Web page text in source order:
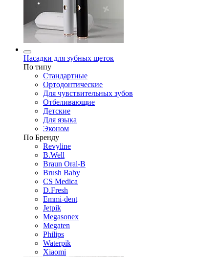
Насадки для зубных щеток
По типу
Стандартные
Ортодонтические
Для чувствительных зубов
Отбеливающие
Детские
Для языка
Эконом
По Бренду
Revyline
B.Well
Braun Oral-B
Brush Baby
CS Medica
D.Fresh
Emmi-dent
Jetpik
Megasonex
Megaten
Philips
Waterpik
Xiaomi